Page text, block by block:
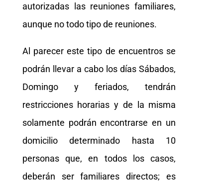
autorizadas las reuniones familiares,
aunque no todo tipo de reuniones.
Al parecer este tipo de encuentros se
podrán llevar a cabo los días Sábados,
Domingo y feriados, tendrán
restricciones horarias y de la misma
solamente podrán encontrarse en un
domicilio determinado hasta 10
personas que, en todos los casos,
deberán ser familiares directos; es